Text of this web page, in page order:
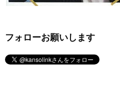
フォローお願いします